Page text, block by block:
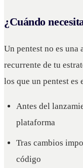
¿Cuándo
Un pentest no es
recurrente de tu
los que un pentest es
Antes del
plataforma
Tras cambios
código